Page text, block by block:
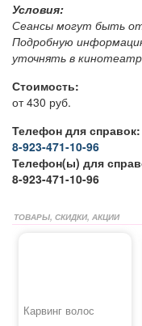
Условия:
Сеансы могут быть
Подробную
уточнять в
Стоимость:
от 430 руб.
Телефон для справок:
8-923-471-10-96
Телефон(ы) для
8-923-471-10-96
ТОВАРЫ, СКИДКИ, АКЦИИ
Карвинг волос